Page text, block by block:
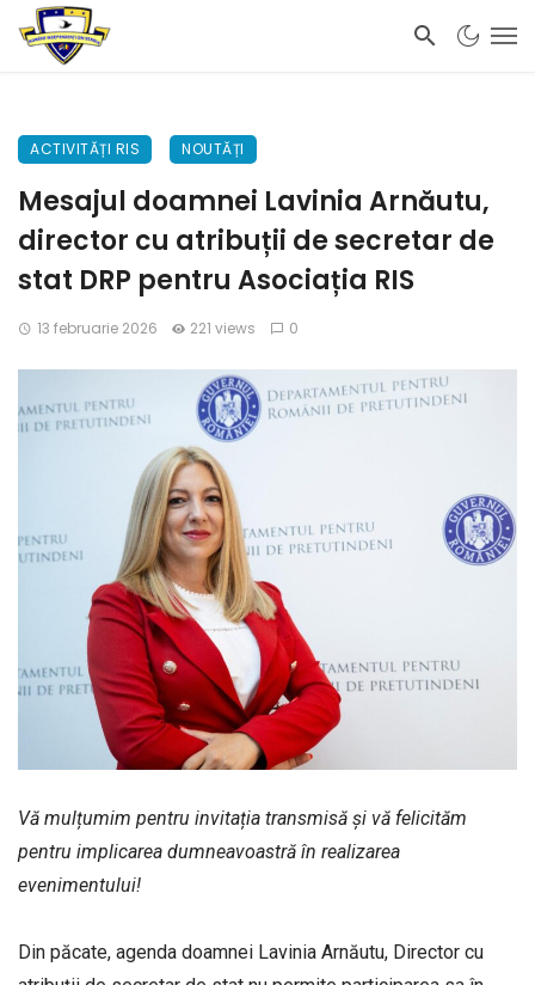
ACTIVITĂȚI RIS NOUTĂȚI
Mesajul doamnei Lavinia Arnăutu,
director cu atribuții de secretar de
stat DRP pentru Asociația RIS
13 februarie 2026 221 views 0
Vă mulțumim pentru invitația transmisă și vă felicităm
pentru implicarea dumneavoastră în realizarea
evenimentului!
Din păcate, agenda doamnei Lavinia Arnăutu, Director cu